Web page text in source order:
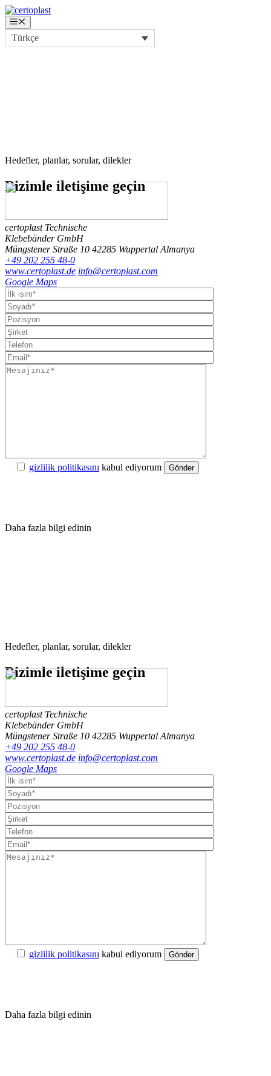
İçeriğe
atla
Menü
Türkçe
Hedefler, planlar, sorular, dilekler
Bizimleiletişime geçin
certoplast Technische
Klebebänder GmbH
Müngstener Straße 10 42285 Wuppertal Almanya
+49 202 255 48-0
www.certoplast.de info@certoplast.com
Google Maps
gizlilik politikasını kabul ediyorum Gönder
Daha fazla bilgi edinin
Hedefler, planlar, sorular, dilekler
Bizimleiletişime geçin
certoplast Technische
Klebebänder GmbH
Müngstener Straße 10 42285 Wuppertal Almanya
+49 202 255 48-0
www.certoplast.de info@certoplast.com
Google Maps
gizlilik politikasını kabul ediyorum Gönder
Daha fazla bilgi edinin